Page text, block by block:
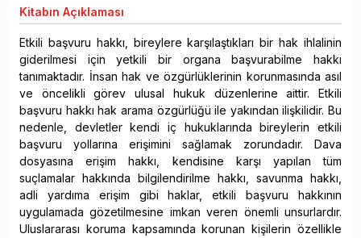
Kitabın Açıklaması
Etkili başvuru hakkı, bireylere karşılaştıkları bir hak ihlalinin
giderilmesi için yetkili bir organa başvurabilme hakkı
tanımaktadır. İnsan hak ve özgürlüklerinin korunmasında asıl
ve öncelikli görev ulusal hukuk düzenlerine aittir. Etkili
başvuru hakkı hak arama özgürlüğü ile yakından ilişkilidir. Bu
nedenle, devletler kendi iç hukuklarında bireylerin etkili
başvuru yollarına erişimini sağlamak zorundadır. Dava
dosyasına erişim hakkı, kendisine karşı yapılan tüm
suçlamalar hakkında bilgilendirilme hakkı, savunma hakkı,
adli yardıma erişim gibi haklar, etkili başvuru hakkının
uygulamada gözetilmesine imkan veren önemli unsurlardır.
Uluslararası koruma kapsamında korunan kişilerin özellikle